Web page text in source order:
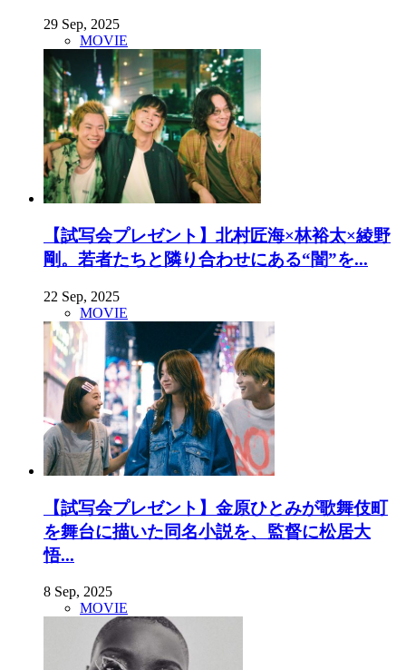
29 Sep, 2025
MOVIE
【試写会プレゼント】北村匠海×林裕太×綾野
剛。若者たちと隣り合わせにある“闇”を...
22 Sep, 2025
MOVIE
【試写会プレゼント】金原ひとみが歌舞伎町
を舞台に描いた同名小説を、監督に松居大
悟...
8 Sep, 2025
MOVIE